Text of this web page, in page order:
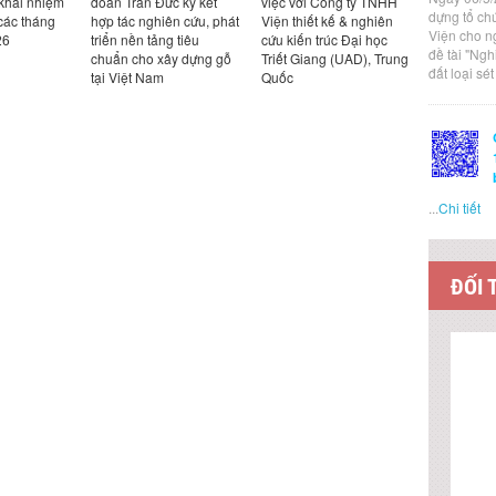
tháng
hợp tác nghiên cứu, phát
triển nền tảng tiêu
chuẩn cho xây dựng gỗ
tại Việt Nam
Viện thiết kế & nghiên
cứu kiến trúc Đại học
Triết Giang (UAD), Trung
Quốc
Design
Bản
dựng tổ
Viện cho
đề tài
đất loại
...Chi tiết
ĐỐI